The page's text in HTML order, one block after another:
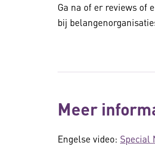
Ga na of er reviews of
bij
Meer
Engelse video: Special